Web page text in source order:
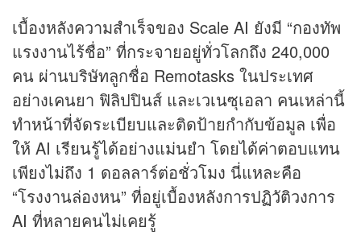
เบื้องหลังความสำเร็จของ Scale AI ยังมี “กองทัพ
แรงงานไร้ชื่อ” ที่กระจายอยู่ทั่วโลกถึง 240,000
คน ผ่านบริษัทลูกชื่อ Remotasks ในประเทศ
อย่างเคนยา ฟิลิปปินส์ และเวเนซุเอลา คนเหล่านี้
ทำหน้าที่จัดระเบียบและติดป้ายกำกับข้อมูล เพื่อ
ให้ AI เรียนรู้ได้อย่างแม่นยำ โดยได้ค่าตอบแทน
เพียงไม่ถึง 1 ดอลลาร์ต่อชั่วโมง นี่แหละคือ
“โรงงานล่องหน” ที่อยู่เบื้องหลังการปฏิวัติวงการ
AI ที่หลายคนไม่เคยรู้